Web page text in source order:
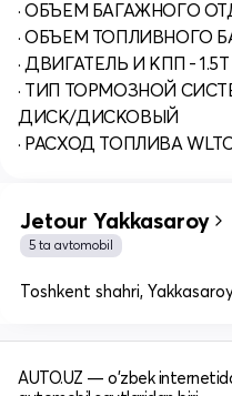
· ОБЪЕМ БАГАЖНОГО
· ОБЪЕМ ТОПЛИВНОГО
· ДВИГАТЕЛЬ И КПП - 1.5T
· ТИП ТОРМОЗНОЙ
ДИСК/ДИСКОВЫЙ
· РАСХОД ТОПЛИВА
Jetour Yakkasaroy
5 ta avtomobil
Toshkent shahri,
AUTO.UZ — o'zbek